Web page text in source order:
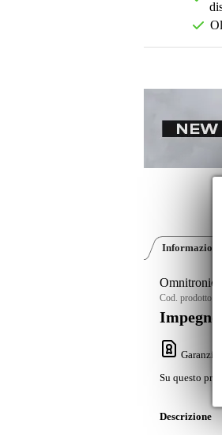
Informazioni
Omnitronic
Cod. prodotto:
Impegno
Garanzia
Su questo
Descrizione